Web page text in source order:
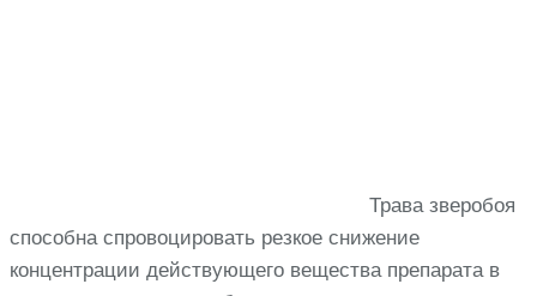
Трава зверобоя
способна спровоцировать резкое снижение
концентрации действующего вещества препарата в